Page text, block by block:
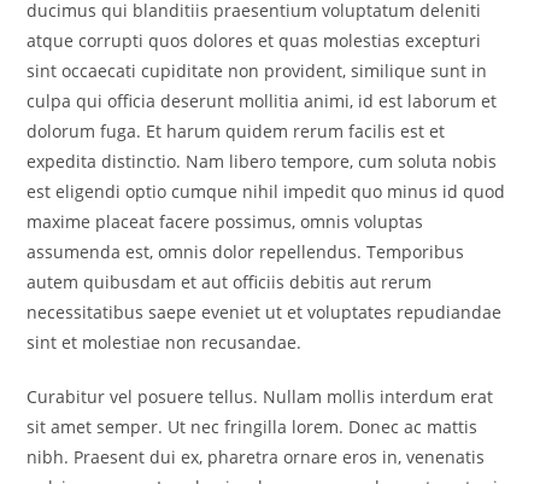
ducimus qui blanditiis praesentium voluptatum deleniti
atque corrupti quos dolores et quas molestias excepturi
sint occaecati cupiditate non provident, similique sunt in
culpa qui officia deserunt mollitia animi, id est laborum et
dolorum fuga. Et harum quidem rerum facilis est et
expedita distinctio. Nam libero tempore, cum soluta nobis
est eligendi optio cumque nihil impedit quo minus id quod
maxime placeat facere possimus, omnis voluptas
assumenda est, omnis dolor repellendus. Temporibus
autem quibusdam et aut officiis debitis aut rerum
necessitatibus saepe eveniet ut et voluptates repudiandae
sint et molestiae non recusandae.
Curabitur vel posuere tellus. Nullam mollis interdum erat
sit amet semper. Ut nec fringilla lorem. Donec ac mattis
nibh. Praesent dui ex, pharetra ornare eros in, venenatis